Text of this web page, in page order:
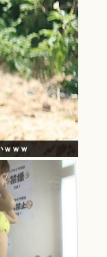
ｗｗｗ